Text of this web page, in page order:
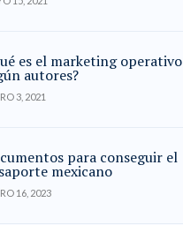
es el marketing operativo
autores?
3, 2021
para conseguir el
mexicano
16, 2023